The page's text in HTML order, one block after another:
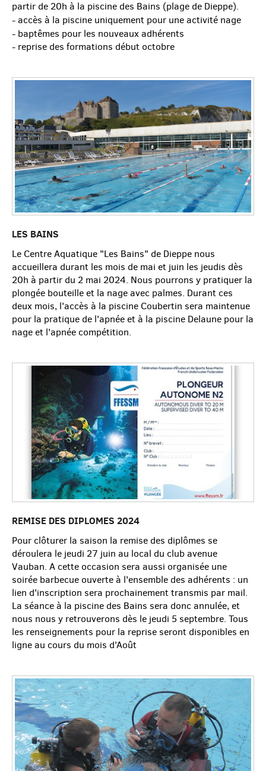
partir de 20h à la piscine des Bains (plage de Dieppe).
- accès à la piscine uniquement pour une activité nage
- baptêmes pour les nouveaux adhérents
- reprise des formations début octobre
LES BAINS
Le Centre Aquatique "Les Bains" de Dieppe nous
accueillera durant les mois de mai et juin les jeudis dès
20h à partir du 2 mai 2024. Nous pourrons y pratiquer la
plongée bouteille et la nage avec palmes. Durant ces
deux mois, l'accès à la piscine Coubertin sera maintenue
pour la pratique de l'apnée et à la piscine Delaune pour la
nage et l'apnée compétition.
REMISE DES DIPLOMES 2024
Pour clôturer la saison la remise des diplômes se
déroulera le jeudi 27 juin au local du club avenue
Vauban. A cette occasion sera aussi organisée une
soirée barbecue ouverte à l'ensemble des adhérents : un
lien d'inscription sera prochainement transmis par mail.
La séance à la piscine des Bains sera donc annulée, et
nous nous y retrouverons dès le jeudi 5 septembre. Tous
les renseignements pour la reprise seront disponibles en
ligne au cours du mois d'Août